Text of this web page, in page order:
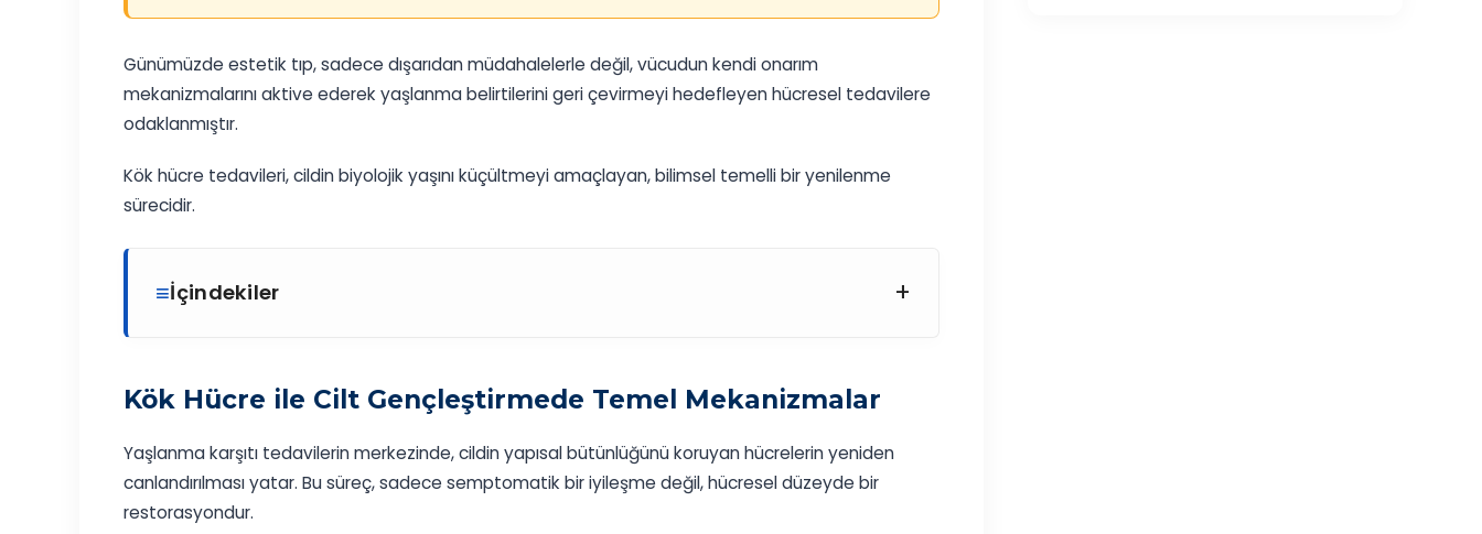
Günümüzde estetik tıp, sadece dışarıdan müdahalelerle değil, vücudun kendi onarım
mekanizmalarını aktive ederek yaşlanma belirtilerini geri çevirmeyi hedefleyen hücresel tedavilere
odaklanmıştır.
Kök hücre tedavileri, cildin biyolojik yaşını küçültmeyi amaçlayan, bilimsel temelli bir yenilenme
sürecidir.
İçindekiler +
Kök Hücre ile Cilt Gençleştirmede Temel Mekanizmalar
Yaşlanma karşıtı tedavilerin merkezinde, cildin yapısal bütünlüğünü koruyan hücrelerin yeniden
canlandırılması yatar. Bu süreç, sadece semptomatik bir iyileşme değil, hücresel düzeyde bir
restorasyondur.